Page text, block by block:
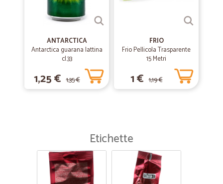
ANTARCTICA
Antarctica guarana lattina
cl.33
1,25 € 1,35 €
FRIO
Frio Pellicola Trasparente
15 Metri
1 € 1,19 €
Etichette